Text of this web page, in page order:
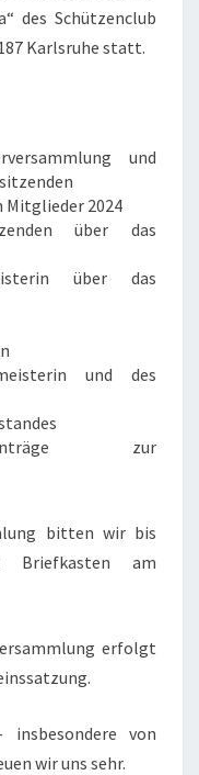
des Schützenclub
Karlsruhe statt.
und
Mitglieder 2024
über das
über das
und des
zur
bitten wir bis
Briefkasten am
erfolgt
insbesondere von
wir uns sehr.